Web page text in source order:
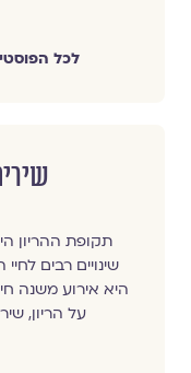
לכל
תקופת ההריון
שינויים רבים
היא אירוע משנה
על הריון,